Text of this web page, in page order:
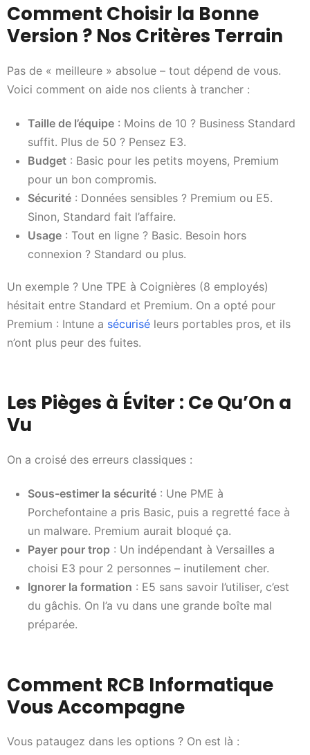
Comment Choisir la Bonne
Version ? Nos Critères Terrain
Pas de « meilleure » absolue – tout dépend de vous.
Voici comment on aide nos clients à trancher :
Taille de l’équipe : Moins de 10 ? Business Standard
suffit. Plus de 50 ? Pensez E3.
Budget : Basic pour les petits moyens, Premium
pour un bon compromis.
Sécurité : Données sensibles ? Premium ou E5.
Sinon, Standard fait l’affaire.
Usage : Tout en ligne ? Basic. Besoin hors
connexion ? Standard ou plus.
Un exemple ? Une TPE à Coignières (8 employés)
hésitait entre Standard et Premium. On a opté pour
Premium : Intune a sécurisé leurs portables pros, et ils
n’ont plus peur des fuites.
Les Pièges à Éviter : Ce Qu’On a
Vu
On a croisé des erreurs classiques :
Sous-estimer la sécurité : Une PME à
Porchefontaine a pris Basic, puis a regretté face à
un malware. Premium aurait bloqué ça.
Payer pour trop : Un indépendant à Versailles a
choisi E3 pour 2 personnes – inutilement cher.
Ignorer la formation : E5 sans savoir l’utiliser, c’est
du gâchis. On l’a vu dans une grande boîte mal
préparée.
Comment RCB Informatique
Vous Accompagne
Vous pataugez dans les options ? On est là :